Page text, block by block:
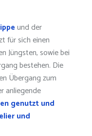
und der
für sich einen
Jüngsten, sowie bei
bestehen. Die
Übergang zum
anliegende
genutzt und
und